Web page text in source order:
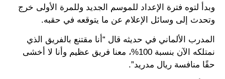
وبدأ لتوه فترة الإعداد للموسم الجديد وللمرة الأولى خرج
وتحدث إلى وسائل الإعلام عن ما يتوقعه في حقبه.
المدرب الألماني في حديثه قال “أنا مقتنع بالفريق الذي
نمتلكه الآن بنسبة 100%، معنا فريق عظيم وأنا لا أخشى
حقًا منافسة ريال مدريد”.